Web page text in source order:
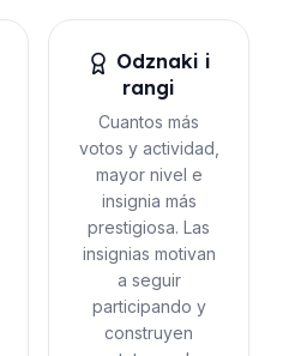
️ Odznaki i
rangi
Cuantos más
votos y actividad,
mayor nivel e
insignia más
prestigiosa. Las
insignias motivan
a seguir
participando y
construyen